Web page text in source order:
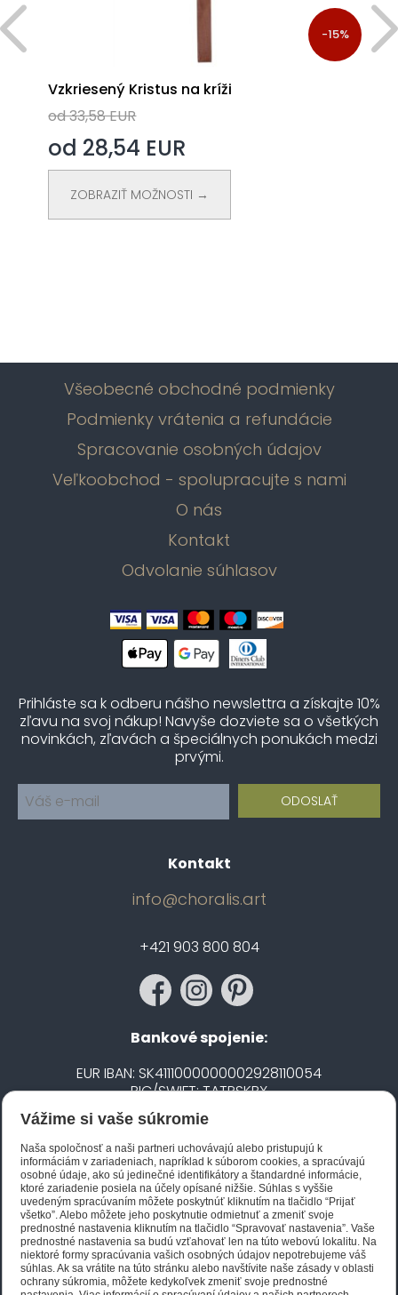
-15%
Vzkriesený Kristus na kríži
od 33,58 EUR
od 28,54 EUR
ZOBRAZIŤ MOŽNOSTI →
Všeobecné obchodné podmienky
Podmienky vrátenia a refundácie
Spracovanie osobných údajov
Veľkoobchod - spolupracujte s nami
O nás
Kontakt
Odvolanie súhlasov
Prihláste sa k odberu nášho newslettra a získajte 10%
zľavu na svoj nákup! Navyše dozviete sa o všetkých
novinkách, zľavách a špeciálnych ponukách medzi
prvými.
Kontakt
info@choralis.art
+421 903 800 804
Bankové spojenie:
EUR IBAN: SK4111000000002928110054
BIC/SWIFT: TATRSKBX
CZK IBAN: CZ5020100000002101752606
BIC/SWIFT: FIOBCZPPXXX
Biano STAR
Vážime si vaše súkromie
Naša spoločnosť a naši partneri uchovávajú alebo pristupujú k
informáciám v zariadeniach, napríklad k súborom cookies, a spracúvajú
osobné údaje, ako sú jedinečné identifikátory a štandardné informácie,
ktoré zariadenie posiela na účely opísané nižšie. Súhlas s vyššie
uvedeným spracúvaním môžete poskytnúť kliknutím na tlačidlo “Prijať
všetko”. Alebo môžete jeho poskytnutie odmietnuť a zmeniť svoje
prednostné nastavenia kliknutím na tlačidlo “Spravovať nastavenia”. Vaše
prednostné nastavenia sa budú vzťahovať len na túto webovú lokalitu. Na
niektoré formy spracúvania vašich osobných údajov nepotrebujeme váš
súhlas. Ak sa vrátite na túto stránku alebo navštívite naše zásady v oblasti
ochrany súkromia, môžete kedykoľvek zmeniť svoje prednostné